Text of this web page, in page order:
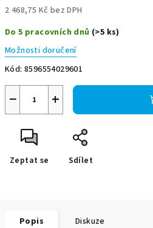
2 468,75 Kč bez DPH
cena:
Do 5 pracovních dnů (>5 ks)
Možnosti doručení
Kód: 8596554029601
+
−
Zeptat se Sdílet
Popis Diskuze